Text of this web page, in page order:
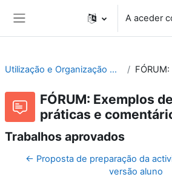
A aceder
Utilização e Organização de Laboratórios Escolares
FÓRUM: Exemplos
práticas e
Trabalhos aprovados
← Proposta de preparação da
versão aluno